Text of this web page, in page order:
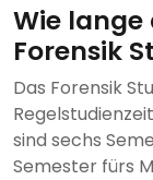
Wie
Forensik
Das Forensik
sind sechs
Semester fürs